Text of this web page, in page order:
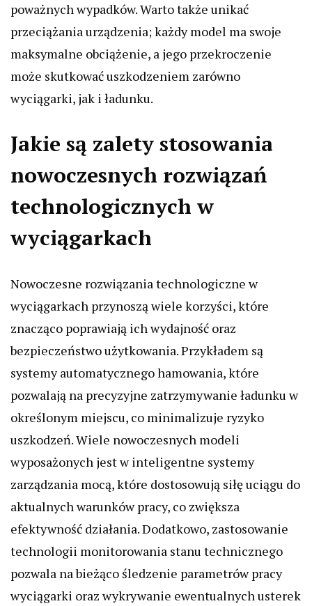
poważnych wypadków. Warto także unikać
przeciążania urządzenia; każdy model ma swoje
maksymalne obciążenie, a jego przekroczenie
może skutkować uszkodzeniem zarówno
wyciągarki, jak i ładunku.
Jakie są zalety stosowania
nowoczesnych rozwiązań
technologicznych w
wyciągarkach
Nowoczesne rozwiązania technologiczne w
wyciągarkach przynoszą wiele korzyści, które
znacząco poprawiają ich wydajność oraz
bezpieczeństwo użytkowania. Przykładem są
systemy automatycznego hamowania, które
pozwalają na precyzyjne zatrzymywanie ładunku w
określonym miejscu, co minimalizuje ryzyko
uszkodzeń. Wiele nowoczesnych modeli
wyposażonych jest w inteligentne systemy
zarządzania mocą, które dostosowują siłę uciągu do
aktualnych warunków pracy, co zwiększa
efektywność działania. Dodatkowo, zastosowanie
technologii monitorowania stanu technicznego
pozwala na bieżąco śledzenie parametrów pracy
wyciągarki oraz wykrywanie ewentualnych usterek